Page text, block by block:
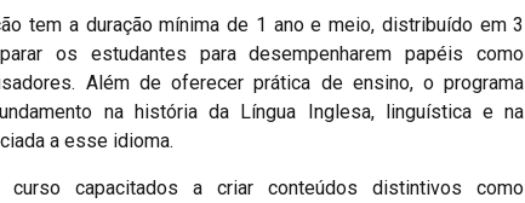
tem a duração mínima de 1 ano e meio, distribuído em 3
os estudantes para desempenharem papéis como
Além de oferecer prática de ensino, o programa
na história da Língua Inglesa, linguística e na
a esse idioma.
capacitados a criar conteúdos distintivos como